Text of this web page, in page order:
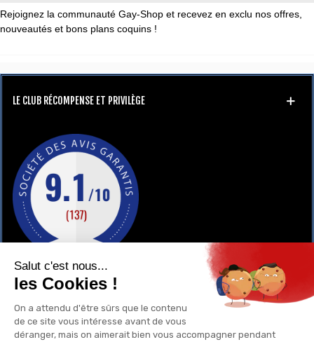
Rejoignez la communauté Gay-Shop et recevez en exclu nos offres,
nouveautés et bons plans coquins !
LE CLUB RÉCOMPENSE ET PRIVILÈGE